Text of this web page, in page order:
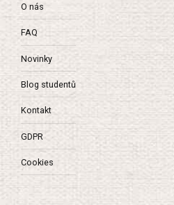
O nás
FAQ
Novinky
Blog studentů
Kontakt
GDPR
Cookies